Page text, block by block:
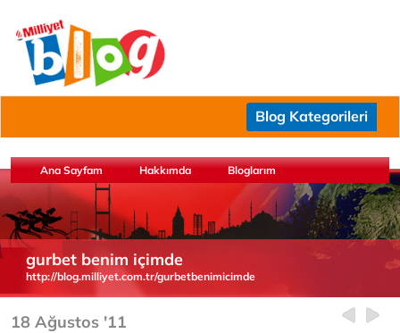
Blog Kategorileri
Ana Sayfam Hakkımda Bloglarım
gurbet benim içimde
http://blog.milliyet.com.tr/gurbetbenimicimde
18 Ağustos '11